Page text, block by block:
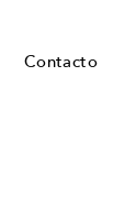
Contacto